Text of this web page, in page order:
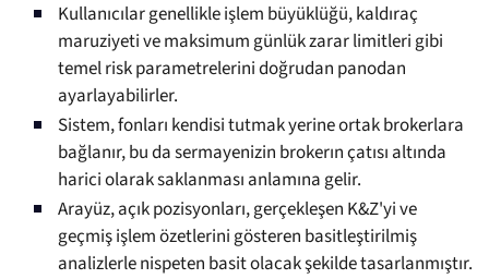
Kullanıcılar genellikle işlem büyüklüğü, kaldıraç
maruziyeti ve maksimum günlük zarar limitleri gibi
temel risk parametrelerini doğrudan panodan
ayarlayabilirler.
Sistem, fonları kendisi tutmak yerine ortak brokerlara
bağlanır, bu da sermayenizin brokerın çatısı altında
harici olarak saklanması anlamına gelir.
Arayüz, açık pozisyonları, gerçekleşen K&Z'yi ve
geçmiş işlem özetlerini gösteren basitleştirilmiş
analizlerle nispeten basit olacak şekilde tasarlanmıştır.